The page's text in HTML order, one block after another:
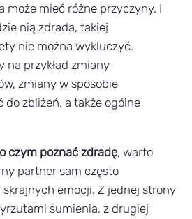
może mieć różne przyczyny. I
nią zdrada, takiej
nie można wykluczyć.
na przykład zmiany
zmiany w sposobie
do zbliżeń, a także ogólne
czym poznać zdradę, warto
partner sam często
emocji. Z jednej strony
sumienia, z drugiej